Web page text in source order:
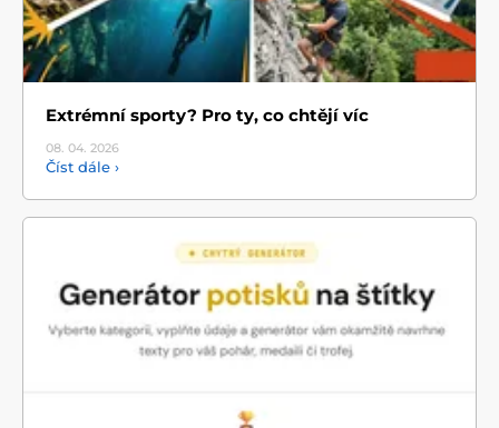
Extrémní sporty? Pro ty, co chtějí víc
08. 04. 2026
Číst dále ›